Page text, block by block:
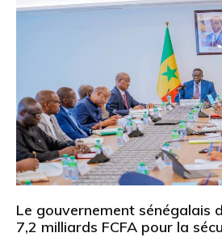
Le gouvernement sénégalais
7,2 milliards FCFA pour la